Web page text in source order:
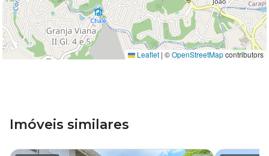
Leaflet | ©OpenStreetMapcontributors
Imóveis similares